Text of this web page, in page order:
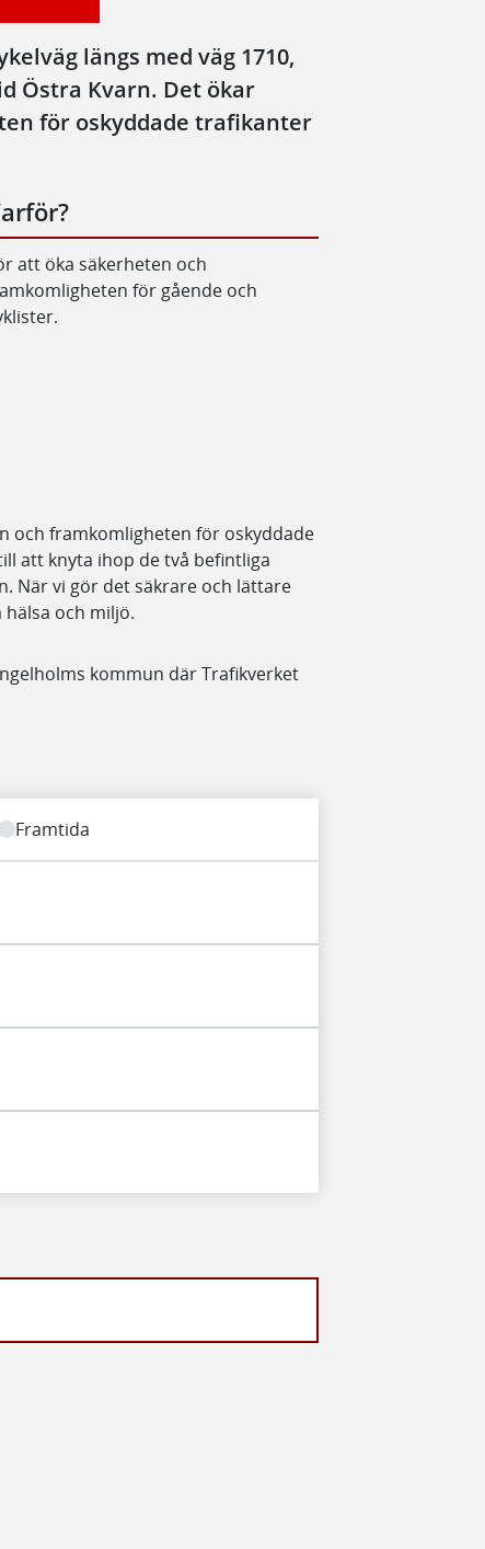
längs med väg 1710,
Östra Kvarn. Det ökar
för oskyddade trafikanter
att öka säkerheten och
för gående och
och framkomligheten för oskyddade
att knyta ihop de två befintliga
När vi gör det säkrare och lättare
och miljö.
kommun där Trafikverket
Framtida